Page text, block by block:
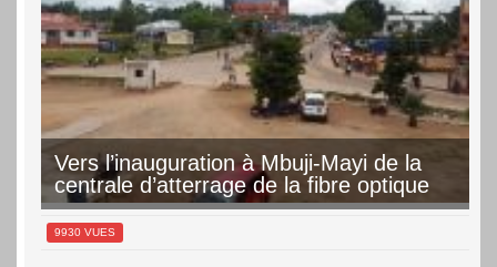
16 août
Dimanche 35° 22°
Vers l’inauguration à Mbuji-Mayi de la
centrale d’atterrage de la fibre optique
9930 VUES